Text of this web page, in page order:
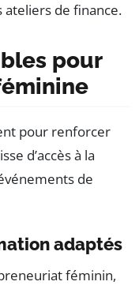
de finance.
pour
pour renforcer
d’accès à la
de
adaptés
féminin,